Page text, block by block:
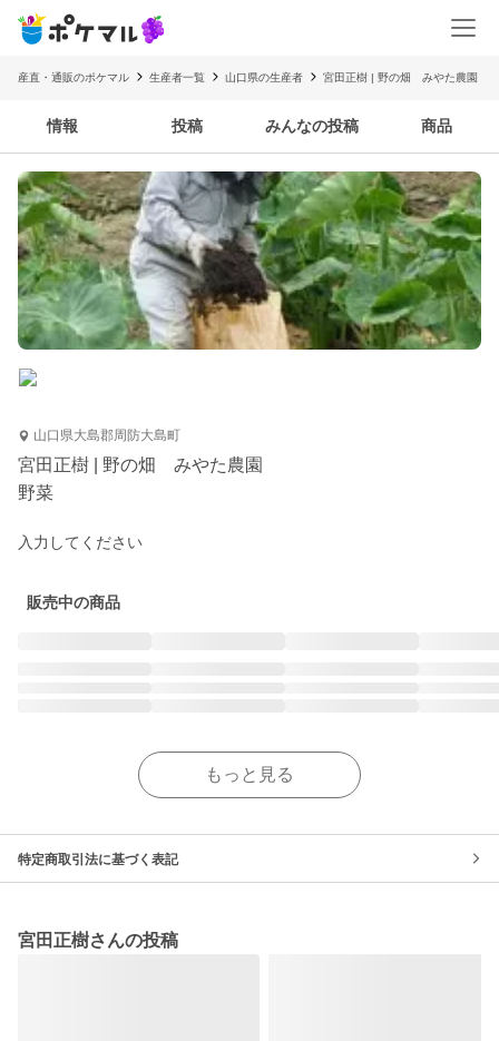
産直・通販のポケマル 生産者一覧 山口県の生産者 宮田正樹 | 野の畑 みやた農園
情報 投稿 みんなの投稿 商品
山口県大島郡周防大島町
宮田正樹 | 野の畑 みやた農園
野菜
入力してください
販売中の商品
もっと見る
特定商取引法に基づく表記
宮田正樹さんの投稿